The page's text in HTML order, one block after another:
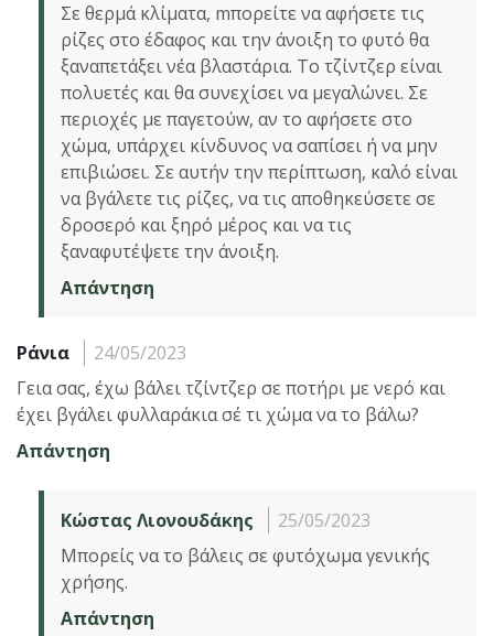
Σε θερμά κλίματα, mπορείτε να αφήσετε τις
ρίζες στο έδαφος και την άνοιξη το φυτό θα
ξαναπετάξει νέα βλαστάρια. Το τζίντζερ είναι
πολυετές και θα συνεχίσει να μεγαλώνει. Σε
περιοχές με παγετούw, αν το αφήσετε στο
χώμα, υπάρχει κίνδυνος να σαπίσει ή να μην
επιβιώσει. Σε αυτήν την περίπτωση, καλό είναι
να βγάλετε τις ρίζες, να τις αποθηκεύσετε σε
δροσερό και ξηρό μέρος και να τις
ξαναφυτέψετε την άνοιξη.
Απάντηση
Ράνια
24/05/2023
Γεια σας, έχω βάλει τζίντζερ σε ποτήρι με νερό και
έχει βγάλει φυλλαράκια σέ τι χώμα να το βάλω?
Απάντηση
Κώστας Λιονουδάκης
25/05/2023
Μπορείς να το βάλεις σε φυτόχωμα γενικής
χρήσης.
Απάντηση